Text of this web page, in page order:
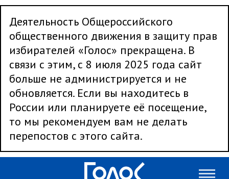
Деятельность Общероссийского
общественного движения в защиту прав
избирателей «Голос» прекращена. В
связи с этим, с 8 июля 2025 года сайт
больше не администрируется и не
обновляется. Если вы находитесь в
России или планируете её посещение,
то мы рекомендуем вам не делать
перепостов с этого сайта.